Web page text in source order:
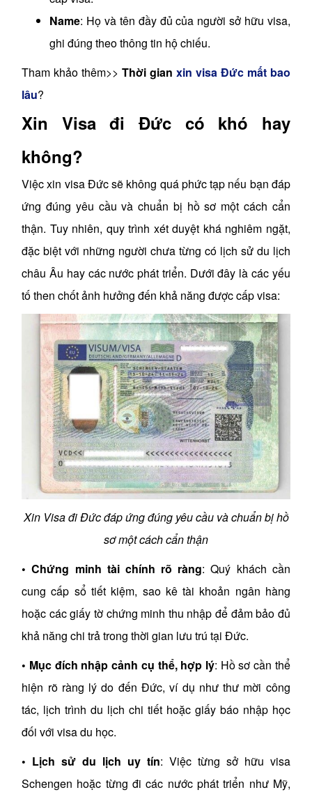
Name: Họ và tên đầy đủ của người sở hữu visa,
ghi đúng theo thông tin hộ chiếu.
Tham khảo thêm>>Thời gian xin visa Đức mất bao
lâu?
Xin Visa đi Đức có khó hay
không?
Việc xin visa Đức sẽ không quá phức tạp nếu bạn đáp
ứng đúng yêu cầu và chuẩn bị hồ sơ một cách cẩn
thận. Tuy nhiên, quy trình xét duyệt khá nghiêm ngặt,
đặc biệt với những người chưa từng có lịch sử du lịch
châu Âu hay các nước phát triển. Dưới đây là các yếu
tố then chốt ảnh hưởng đến khả năng được cấp visa:
Xin Visa đi Đức đáp ứng đúng yêu cầu và chuẩn bị hồ
sơ một cách cẩn thận
• Chứng minh tài chính rõ ràng: Quý khách cần
cung cấp sổ tiết kiệm, sao kê tài khoản ngân hàng
hoặc các giấy tờ chứng minh thu nhập để đảm bảo đủ
khả năng chi trả trong thời gian lưu trú tại Đức.
• Mục đích nhập cảnh cụ thể, hợp lý: Hồ sơ cần thể
hiện rõ ràng lý do đến Đức, ví dụ như thư mời công
tác, lịch trình du lịch chi tiết hoặc giấy báo nhập học
đối với visa du học.
• Lịch sử du lịch uy tín: Việc từng sở hữu visa
Schengen hoặc từng đi các nước phát triển như Mỹ,